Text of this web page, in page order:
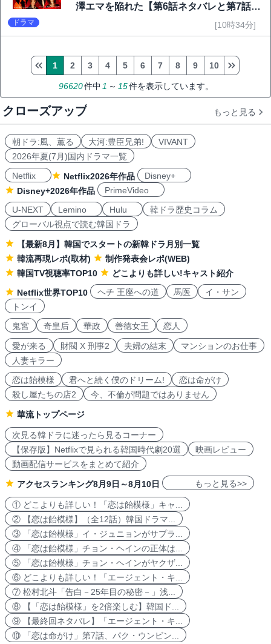
澤エマを陥れた【第6話ネタバレと第7話予
ドラマ [10時34分]
96620件中 1 ～ 15件を表示しています。
1 2 3 4 5 6 7 8 9 10
クローズアップ もっと見る
朝ドラ:風、薫る 大河:豊臣兄弟!
VIVANT
2026年夏(7月)国内ドラマ一覧
Netflix
Netflix2026年作品
Disney+
Disney+2026年作品
PrimeVideo
U-NEXT
Lemino Hulu
韓ドラ歴史コラム
グローバル視点で読む韓国ドラ
【最新8月】韓国でスタートの新韓ドラ月別一覧
韓流再現レポ(取材)
制作発表会レポ(WEB)
韓国TV視聴率TOP10
どこよりも詳しい!キャスト紹介
Netflix世界TOP10
ヘチ 王座への道 馬医
イ・サン
トンイ
鬼宮
奇皇后 華政 善徳女王 恋人
愛が来る 財閥 X 刑事2 夫婦の結末
マンションのお仕事
人妻キラー
恋は飴模様
君へと続く僕のドリーム!
恋は命がけ
殺し屋たちの店2
今、不倫が問題ではありません
華流トップページ
次見る韓ドラに迷ったら見るコーナー
【保存版】Netflixで見られる韓国時代劇20選
映画レビュー
動画配信サービスをまとめて紹介
アクセスランキング8月9日～8月10日 もっと見る>>
① どこよりも詳しい！「恋は飴模様」キャ...
② 【恋は飴模様】（全12話）韓国ドラマ...
③ 「恋は飴模様」イ・ジュニョンがサプラ...
④ 「恋は飴模様」チョン・ヘインの正体は...
⑤ 「恋は飴模様」チョン・ヘインがヤクザ...
⑥ どこよりも詳しい！「エージェント・キ...
⑦ 松村北斗「告白－25年目の秘密－」浅...
⑧ 【「恋は飴模様」を2倍楽しむ】韓国ド...
⑨ 【最終回ネタバレ】「エージェント・キ...
⑩ 「恋は命がけ」第7話、パク・ウンビン...